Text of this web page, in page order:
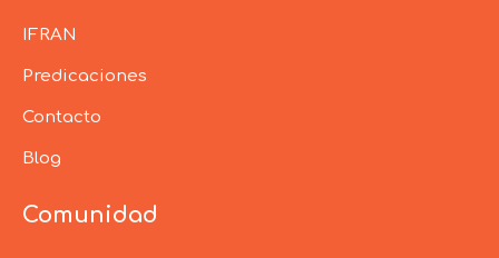
IFRAN
Predicaciones
Contacto
Blog
Comunidad